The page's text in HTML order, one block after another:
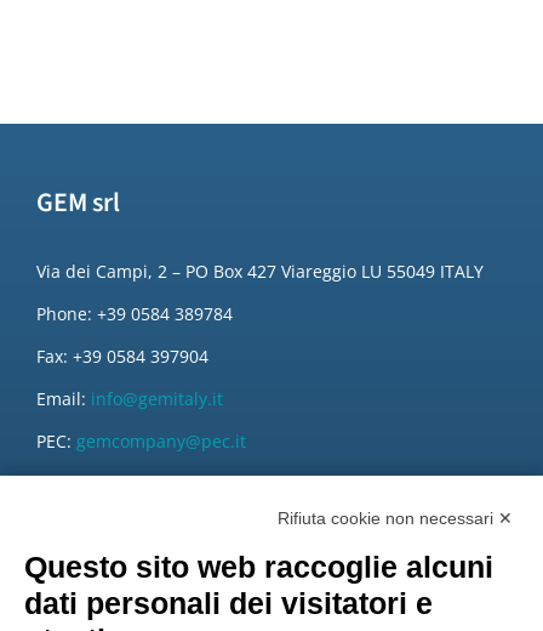
GEM srl
Via dei Campi, 2 – PO Box 427 Viareggio LU 55049 ITALY
Phone: +39 0584 389784
Fax: +39 0584 397904
Email: info@gemitaly.it
PEC: gemcompany@pec.it
Rifiuta cookie non necessari ✕
Questo sito web raccoglie alcuni
dati personali dei visitatori e